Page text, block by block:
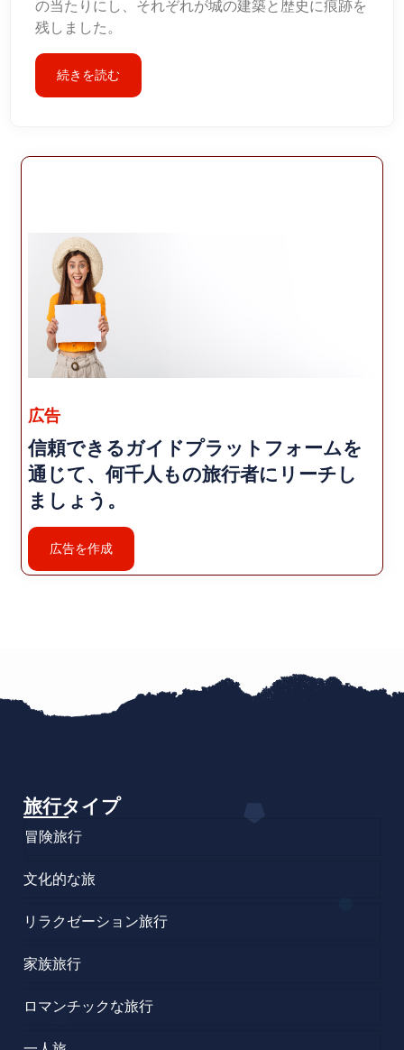
の当たりにし、それぞれが城の建築と歴史に痕跡を
残しました。
続きを読む
広告
信頼できるガイドプラットフォームを
通じて、何千人もの旅行者にリーチし
ましょう。
広告を作成
旅行タイプ
冒険旅行
文化的な旅
リラクゼーション旅行
家族旅行
ロマンチックな旅行